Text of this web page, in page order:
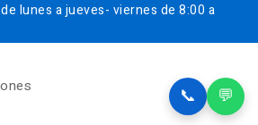
lunes a jueves- viernes de 8:00 a
📞 💬